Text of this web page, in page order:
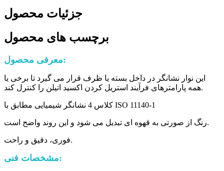
جزئیات محصول
برچسب های محصول
معرفی محصول:
این نوار نشانگر در داخل بسته یا ظرف قرار می گیرد تا برخی یا
همه پارامترهای فرآیند استریل کردن اکسید اتیلن را کنترل کند.
کلاس 4 نشانگر شیمیایی مطابق با ISO 11140-1
رنگ از صورتی به قهوه ای تبدیل می شود و این روند واضح است.
فوری، دقیق و راحت.
مشخصات فنی: